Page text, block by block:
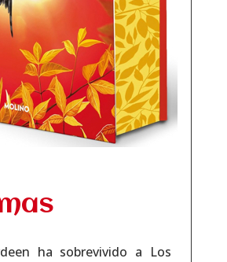
ha sobrevivido a Los